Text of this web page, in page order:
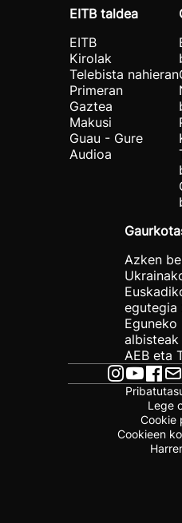
EITB taldea
EITB
Kirolak
Telebista nahieran
Primeran
Gaztea
Makusi
Guau - Gure
Audioa
Azken
egutegia
Eguneko
albisteak
AEB eta
Lege
Cookie
Cookieen